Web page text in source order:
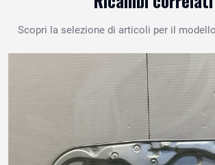
Scopri la selezione di articoli per il